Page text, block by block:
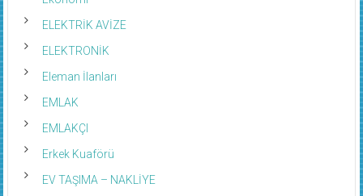
Ekonomi
ELEKTRİK AVİZE
ELEKTRONİK
Eleman İlanları
EMLAK
EMLAKÇI
Erkek Kuaförü
EV TAŞIMA – NAKLİYE